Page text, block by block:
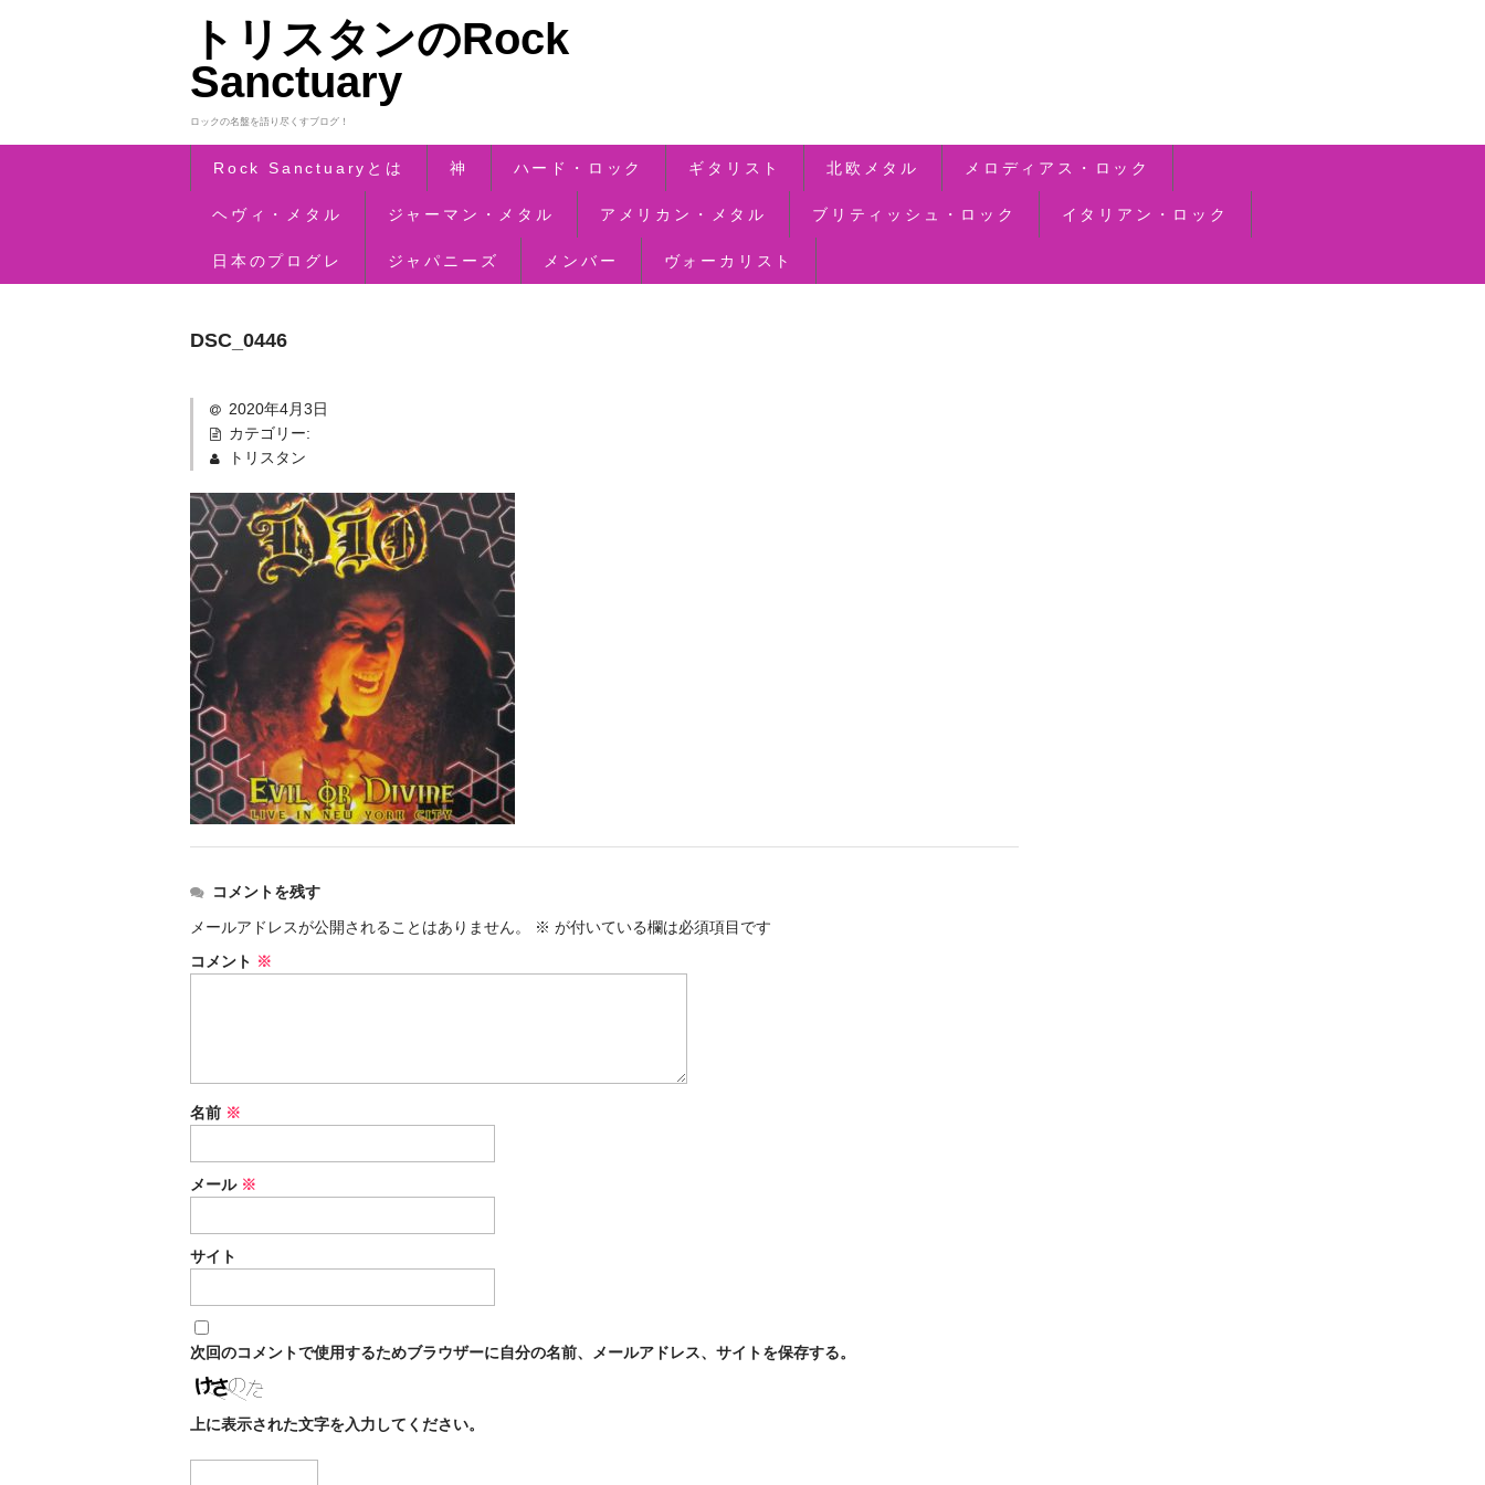
トリスタンのRock
Sanctuary
ロックの名盤を語り尽くすブログ！
Rock Sanctuaryとは 神 ハード・ロック ギタリスト 北欧メタル メロディアス・ロック
ヘヴィ・メタル ジャーマン・メタル アメリカン・メタル ブリティッシュ・ロック イタリアン・ロック
日本のプログレ ジャパニーズ メンバー ヴォーカリスト
DSC_0446
2020年4月3日
カテゴリー:
トリスタン
コメントを残す
メールアドレスが公開されることはありません。
※ が付いている欄は必須項目です
コメント ※
名前 ※
メール ※
サイト
次回のコメントで使用するためブラウザーに自分の名前、メールアドレス、サイトを保存する。
上に表示された文字を入力してください。